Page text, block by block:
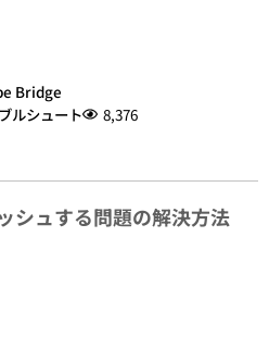
Bridge
ルシュート 8,376
シュする問題の解決方法